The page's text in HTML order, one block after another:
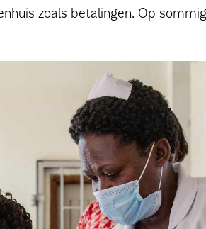
zoals betalingen. Op